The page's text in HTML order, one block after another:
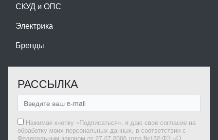
СКУД и ОПС
Электрика
Бренды
РАССЫЛКА
Нажимая кнопку «Подписаться», я даю свое согласие на
обработку моих персональных данных, в соответствии с
Федеральным законом от 27.07.2006 года №152-ФЗ «О